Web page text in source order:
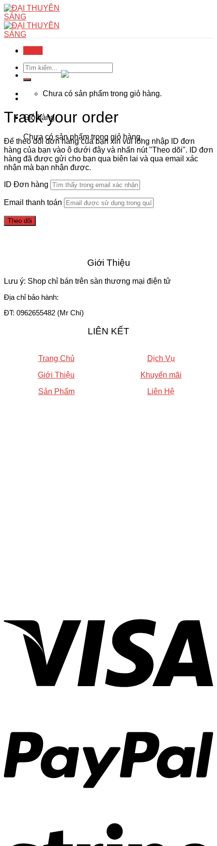
Skip
to
content
Giỏ hàng
Chưa có sản phẩm trong giỏ hàng.
Tìm
kiếm:
Chưa có sản phẩm trong giỏ hàng.
Track your order
Để theo dõi đơn hàng của bạn xin vui lòng nhập ID đơn
hàng của bạn vào ô dưới đây và nhấn nút "Theo dõi". ID đơn
hàng đã được gửi cho bạn qua biên lai và qua email xác
nhận mà bạn nhận được.
ID Đơn hàng
Email thanh toán
Theo dõi
Giới Thiệu
Lưu ý: Shop chỉ bán trên sàn thương mại điện tử
Địa chỉ bảo hành:
ĐT: 0962655482 (Mr Chí)
LIÊN KẾT
Trang Chủ
Giới Thiệu
Sản Phẩm
Dịch Vụ
Khuyến mãi
Liên Hệ